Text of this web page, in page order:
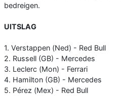
bedreigen.
UITSLAG
1. Verstappen (Ned) - Red Bull
2. Russell (GB) - Mercedes
3. Leclerc (Mon) - Ferrari
4. Hamilton (GB) - Mercedes
5. Pérez (Mex) - Red Bull